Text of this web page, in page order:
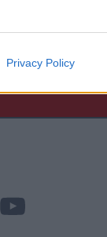
Privacy Policy